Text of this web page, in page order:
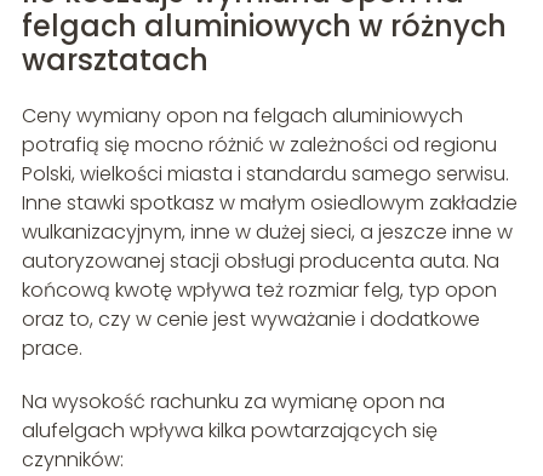
felgach aluminiowych w różnych
warsztatach
Ceny wymiany opon na felgach aluminiowych
potrafią się mocno różnić w zależności od regionu
Polski, wielkości miasta i standardu samego serwisu.
Inne stawki spotkasz w małym osiedlowym zakładzie
wulkanizacyjnym, inne w dużej sieci, a jeszcze inne w
autoryzowanej stacji obsługi producenta auta. Na
końcową kwotę wpływa też rozmiar felg, typ opon
oraz to, czy w cenie jest wyważanie i dodatkowe
prace.
Na wysokość rachunku za wymianę opon na
alufelgach wpływa kilka powtarzających się
czynników: